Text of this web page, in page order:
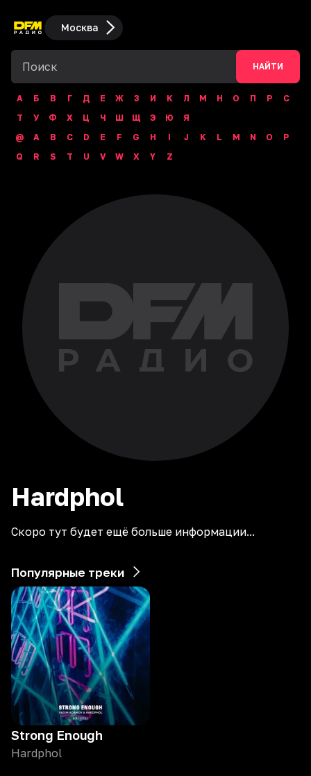
Москва
НАЙТИ
А Б В Г Д Е Ж З И К Л М Н О П Р
С
Т
У Ф Х Ц Ч Ш Щ Э Ю
Я
@
A B C D E F G H I J K L M N O
P
Q
R S T U V W X Y Z
Hardphol
Скоро тут будет ещё больше информации...
Популярные треки
Strong Enough
Hardphol